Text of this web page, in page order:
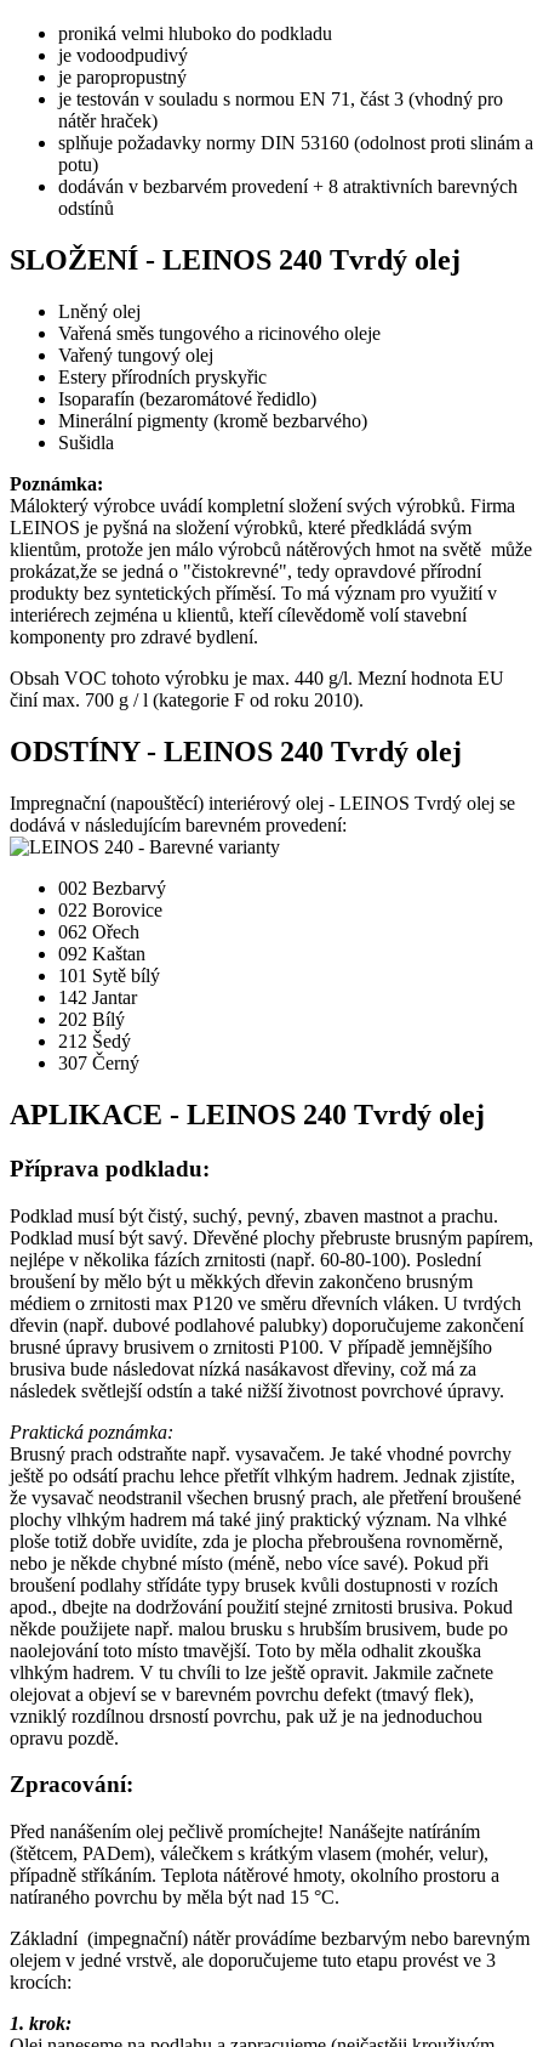
proniká velmi hluboko do podkladu
je vodoodpudivý
je paropropustný
je testován v souladu s normou EN 71, část 3 (vhodný pro
nátěr hraček)
splňuje požadavky normy DIN 53160 (odolnost proti slinám a
potu)
dodáván v bezbarvém provedení + 8 atraktivních barevných
odstínů
SLOŽENÍ - LEINOS 240 Tvrdý olej
Lněný olej
Vařená směs tungového a ricinového oleje
Vařený tungový olej
Estery přírodních pryskyřic
Isoparafín (bezaromátové ředidlo)
Minerální pigmenty (kromě bezbarvého)
Sušidla
Poznámka:
Málokterý výrobce uvádí kompletní složení svých výrobků. Firma
LEINOS je pyšná na složení výrobků, které předkládá svým
klientům, protože jen málo výrobců nátěrových hmot na světě může
prokázat,že se jedná o "čistokrevné", tedy opravdové přírodní
produkty bez syntetických příměsí. To má význam pro využití v
interiérech zejména u klientů, kteří cílevědomě volí stavební
komponenty pro zdravé bydlení.
Obsah VOC tohoto výrobku je max. 440 g/l. Mezní hodnota EU
činí max. 700 g / l (kategorie F od roku 2010).
ODSTÍNY - LEINOS 240 Tvrdý olej
Impregnační (napouštěcí) interiérový olej - LEINOS Tvrdý olej se
dodává v následujícím barevném provedení:
002 Bezbarvý
022 Borovice
062 Ořech
092 Kaštan
101 Sytě bílý
142 Jantar
202 Bílý
212 Šedý
307 Černý
APLIKACE - LEINOS 240 Tvrdý olej
Příprava podkladu:
Podklad musí být čistý, suchý, pevný, zbaven mastnot a prachu.
Podklad musí být savý. Dřevěné plochy přebruste brusným papírem,
nejlépe v několika fázích zrnitosti (např. 60-80-100). Poslední
broušení by mělo být u měkkých dřevin zakončeno brusným
médiem o zrnitosti max P120 ve směru dřevních vláken. U tvrdých
dřevin (např. dubové podlahové palubky) doporučujeme zakončení
brusné úpravy brusivem o zrnitosti P100. V případě jemnějšího
brusiva bude následovat nízká nasákavost dřeviny, což má za
následek světlejší odstín a také nižší životnost povrchové úpravy.
Praktická poznámka:
Brusný prach odstraňte např. vysavačem. Je také vhodné povrchy
ještě po odsátí prachu lehce přetřít vlhkým hadrem. Jednak zjistíte,
že vysavač neodstranil všechen brusný prach, ale přetření broušené
plochy vlhkým hadrem má také jiný praktický význam. Na vlhké
ploše totiž dobře uvidíte, zda je plocha přebroušena rovnoměrně,
nebo je někde chybné místo (méně, nebo více savé). Pokud při
broušení podlahy střídáte typy brusek kvůli dostupnosti v rozích
apod., dbejte na dodržování použití stejné zrnitosti brusiva. Pokud
někde použijete např. malou brusku s hrubším brusivem, bude po
naolejování toto místo tmavější. Toto by měla odhalit zkouška
vlhkým hadrem. V tu chvíli to lze ještě opravit. Jakmile začnete
olejovat a objeví se v barevném povrchu defekt (tmavý flek),
vzniklý rozdílnou drsností povrchu, pak už je na jednoduchou
opravu pozdě.
Zpracování:
Před nanášením olej pečlivě promíchejte! Nanášejte natíráním
(štětcem, PADem), válečkem s krátkým vlasem (mohér, velur),
případně stříkáním. Teplota nátěrové hmoty, okolního prostoru a
natíraného povrchu by měla být nad 15 °C.
Základní (impegnační) nátěr provádíme bezbarvým nebo barevným
olejem v jedné vrstvě, ale doporučujeme tuto etapu provést ve 3
krocích:
1. krok: